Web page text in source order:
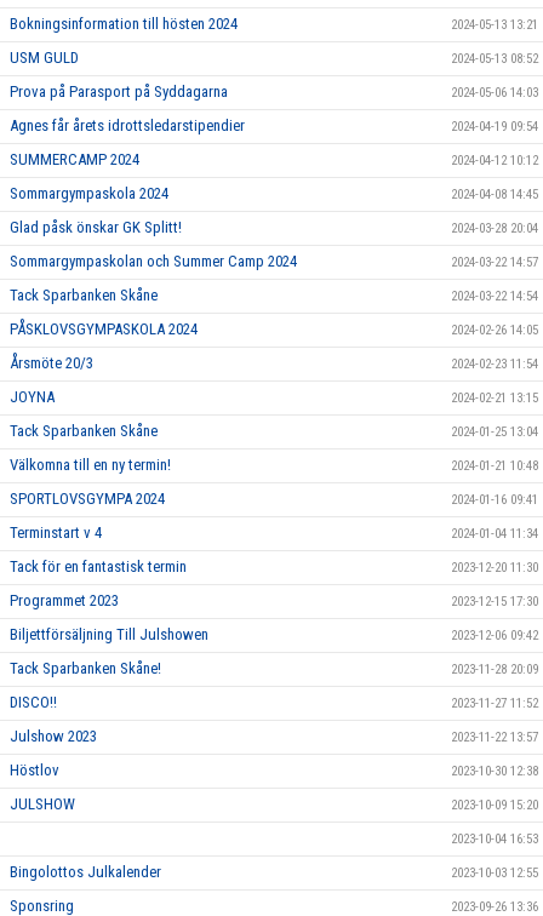
Bokningsinformation till hösten 2024 2024-05-13 13:21
USM GULD 2024-05-13 08:52
Prova på Parasport på Syddagarna 2024-05-06 14:03
Agnes får årets idrottsledarstipendier 2024-04-19 09:54
SUMMERCAMP 2024 2024-04-12 10:12
Sommargympaskola 2024 2024-04-08 14:45
Glad påsk önskar GK Splitt! 2024-03-28 20:04
Sommargympaskolan och Summer Camp 2024 2024-03-22 14:57
Tack Sparbanken Skåne 2024-03-22 14:54
PÅSKLOVSGYMPASKOLA 2024 2024-02-26 14:05
Årsmöte 20/3 2024-02-23 11:54
JOYNA 2024-02-21 13:15
Tack Sparbanken Skåne 2024-01-25 13:04
Välkomna till en ny termin! 2024-01-21 10:48
SPORTLOVSGYMPA 2024 2024-01-16 09:41
Terminstart v 4 2024-01-04 11:34
Tack för en fantastisk termin 2023-12-20 11:30
Programmet 2023 2023-12-15 17:30
Biljettförsäljning Till Julshowen 2023-12-06 09:42
Tack Sparbanken Skåne! 2023-11-28 20:09
DISCO!! 2023-11-27 11:52
Julshow 2023 2023-11-22 13:57
Höstlov 2023-10-30 12:38
JULSHOW 2023-10-09 15:20
2023-10-04 16:53
Bingolottos Julkalender 2023-10-03 12:55
Sponsring 2023-09-26 13:36